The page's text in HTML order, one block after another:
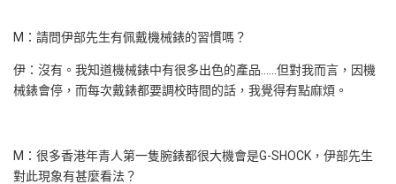
M：請問伊部先生有佩戴機械錶的習慣嗎？
伊：沒有。我知道機械錶中有很多出色的產品……但對我而言，因機
械錶會停，而每次戴錶都要調校時間的話，我覺得有點麻煩。
M：很多香港年青人第一隻腕錶都很大機會是G-SHOCK，伊部先生
對此現象有甚麼看法？